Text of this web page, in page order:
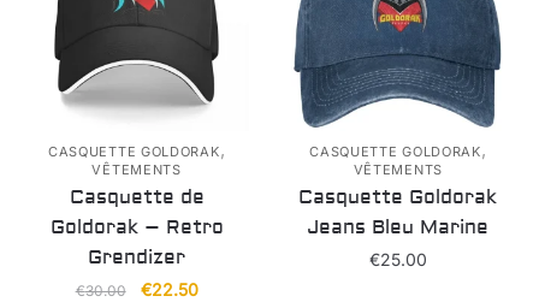
CASQUETTE GOLDORAK,
VÊTEMENTS
Casquette de
Goldorak – Retro
Grendizer
€30.00
Le
€22.50Le
CASQUETTE GOLDORAK,
VÊTEMENTS
Casquette Goldorak
Jeans Bleu Marine
€25.00